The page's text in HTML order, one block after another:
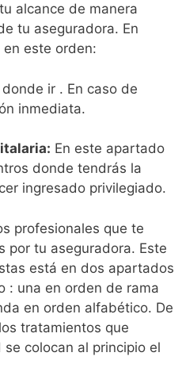
alcance de manera
tu aseguradora. En
este orden:
ir . En caso de
inmediata.
En este apartado
donde tendrás la
ingresado privilegiado.
profesionales que te
por tu aseguradora. Este
está en dos apartados
: una en orden de rama
en orden alfabético. De
tratamientos que
colocan al principio el